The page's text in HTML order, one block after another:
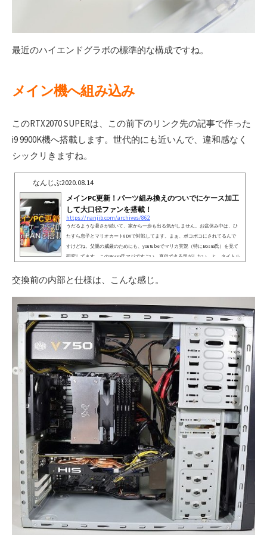
最近のハイエンドグラボの標準的な構成ですね。
メイン機へ組み込み
このRTX2070 SUPERは、この前下のリンク先の記事で作った
i9 9900K機へ搭載します。世代的にも近いんで、違和感なく
シックリきますね。
なんじぶ2020.08.14
メインPC更新！パーツ組み換えのついでにケース加工
して大口径ファンを搭載！
https://nanjib.com/archives/862
うだるような暑さが続いて、家から一歩も出る気がしません。お盆休み中は、ひ
たすら息子とマリオカート8DXで対戦してます。まぁ、ボコボコにされてるんで
すけどね。父親の威厳のためにも、youtubeでマリカ実況（特にBosna氏）を見て
研究してます。このBosna氏マジですごい。真似できる気がしない。と、タイトル
PCもi7 8700K（6コア12スレッド）なんで、性能的に不満はないんですが、サブ機
のケース改造をしたいなぁと前々から思ってたんで重い腰を上げること...
交換前の内部と仕様は、こんな感じ。